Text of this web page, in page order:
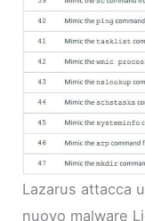
Lazarus attacca
nuovo malware